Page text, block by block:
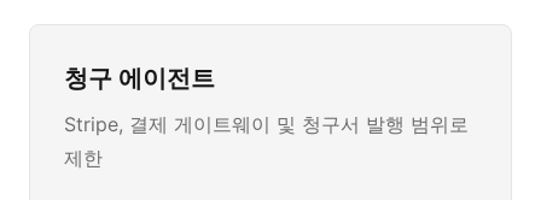
청구 에이전트
Stripe, 결제 게이트웨이 및 청구서 발행 범위로
제한